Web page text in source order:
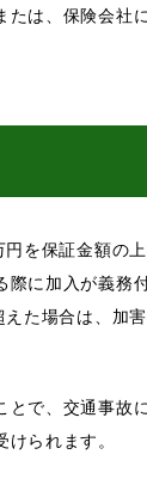
たは、保険会社
を保証金額の
際に加入が義務
た場合は、加
とで、交通事故
られます。